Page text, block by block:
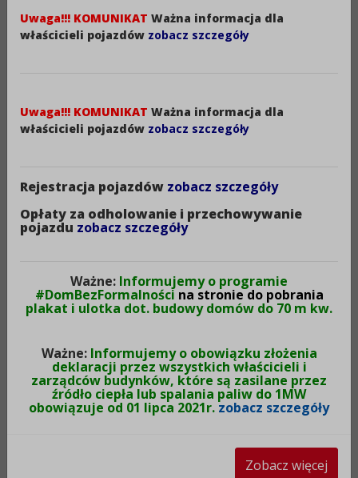
Rok:
Metryczka
Wytworzono: 24-04-2024
Joanna Kleparska
Uwaga!!! KOMUNIKAT Ważna informacja dla
właścicieli pojazdów zobacz szczegóły
Uwaga!!! KOMUNIKAT Ważna informacja dla
właścicieli pojazdów zobacz szczegóły
Rejestracja pojazdów zobacz szczegóły
Opłaty za odholowanie i przechowywanie
pojazdu zobacz szczegóły
Ważne: Informujemy o programie
#DomBezFormalności na stronie do pobrania
plakat i ulotka dot. budowy domów do 70 m kw.
Ważne: Informujemy o obowiązku złożenia
deklaracji przez wszystkich właścicieli i
zarządców budynków, które są zasilane przez
źródło ciepła lub spalania paliw do 1MW
obowiązuje od 01 lipca 2021r.zobacz szczegóły
Zobacz więcej